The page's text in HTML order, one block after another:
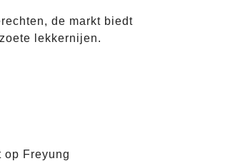
de markt biedt
lekkernijen.
Freyung